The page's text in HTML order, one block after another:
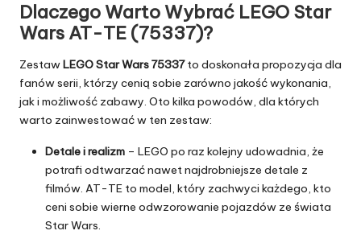
Dlaczego Warto Wybrać LEGO Star
Wars AT-TE (75337)?
ZestawLEGO Star Wars 75337to doskonała propozycja dla
fanów serii, którzy cenią sobie zarówno jakość wykonania,
jak i możliwość zabawy. Oto kilka powodów, dla których
warto zainwestować w ten zestaw:
Detale i realizm – LEGO po raz kolejny udowadnia, że
potrafi odtwarzać nawet najdrobniejsze detale z
filmów. AT-TE to model, który zachwyci każdego, kto
ceni sobie wierne odwzorowanie pojazdów ze świata
Star Wars.